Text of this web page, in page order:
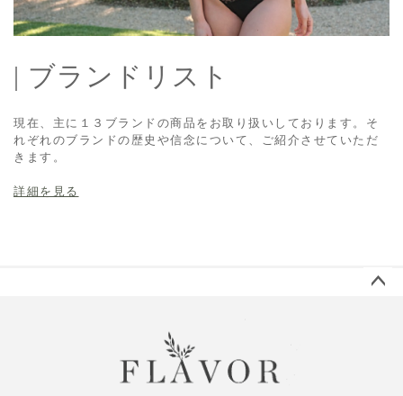
| ブランドリスト
現在、主に１３ブランドの商品をお取り扱いしております。そ
れぞれのブランドの歴史や信念について、ご紹介させていただ
きます。
詳細を見る